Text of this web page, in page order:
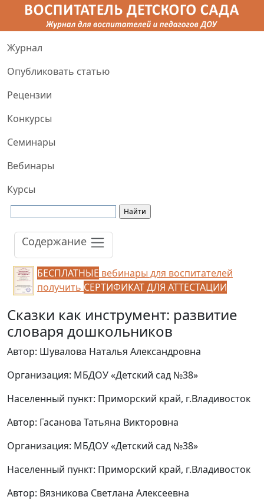
Журнал
Опубликовать статью
Рецензии
Конкурсы
Семинары
Вебинары
Курсы
Содержание
БЕСПЛАТНЫЕ вебинары для воспитателей
получить СЕРТИФИКАТ ДЛЯ АТТЕСТАЦИИ
Сказки как инструмент: развитие
словаря дошкольников
Автор: Шувалова Наталья Александровна
Организация: МБДОУ «Детский сад №38»
Населенный пункт: Приморский край, г.Владивосток
Автор: Гасанова Татьяна Викторовна
Организация: МБДОУ «Детский сад №38»
Населенный пункт: Приморский край, г.Владивосток
Автор: Вязникова Светлана Алексеевна